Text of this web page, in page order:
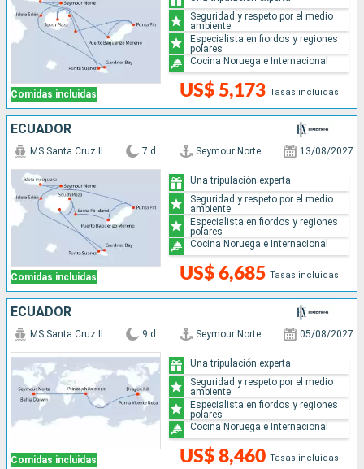
Comidas incluidas US$ 5,173 Tasas incluidas
Seguridad y respeto por el medio
ambiente
Especialista en fiordos y regiones
polares
Cocina Noruega e Internacional
ECUADOR
Comidas incluidas
MS Santa Cruz II 7 d Seymour Norte 13/08/2027
US$ 6,685 Tasas incluidas
Una tripulación experta
Seguridad y respeto por el medio
ambiente
Especialista en fiordos y regiones
polares
Cocina Noruega e Internacional
ECUADOR
Comidas incluidas
MS Santa Cruz II 9 d Seymour Norte 05/08/2027
US$ 8,460 Tasas incluidas
Una tripulación experta
Seguridad y respeto por el medio
ambiente
Especialista en fiordos y regiones
polares
Cocina Noruega e Internacional